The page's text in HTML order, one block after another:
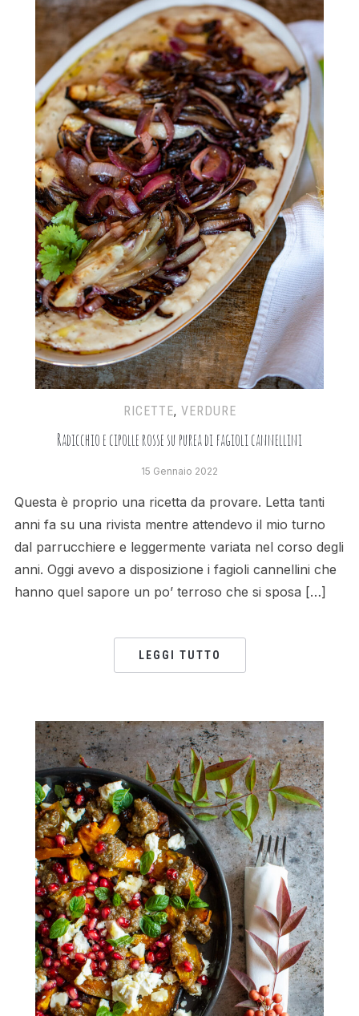
RICETTE, VERDURE
Radicchio e cipolle rosse su purea di fagioli cannellini
15 Gennaio 2022
Questa è proprio una ricetta da provare. Letta tanti
anni fa su una rivista mentre attendevo il mio turno
dal parrucchiere e leggermente variata nel corso degli
anni. Oggi avevo a disposizione i fagioli cannellini che
hanno quel sapore un po’ terroso che si sposa […]
LEGGI TUTTO